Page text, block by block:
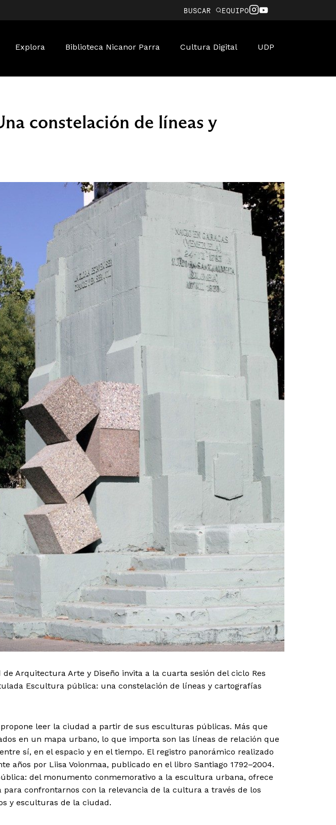
BUSCAR EQUIPO
Explora Biblioteca Nicanor Parra Cultura Digital UDP
constelación de líneas y
de Arquitectura Arte y Diseño invita a la cuarta sesión del ciclo Res
Escultura pública: una constelación de líneas y cartografías
propone leer la ciudad a partir de sus esculturas públicas. Más que
en un mapa urbano, lo que importa son las líneas de relación que
sí, en el espacio y en el tiempo. El registro panorámico realizado
años por Liisa Voionmaa, publicado en el libro Santiago 1792–2004.
del monumento conmemorativo a la escultura urbana, ofrece
para confrontarnos con la relevancia de la cultura a través de los
y esculturas de la ciudad.